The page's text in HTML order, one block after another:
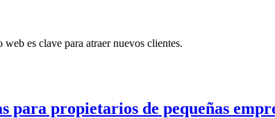
es clave para atraer nuevos clientes.
para propietarios de pequeñas